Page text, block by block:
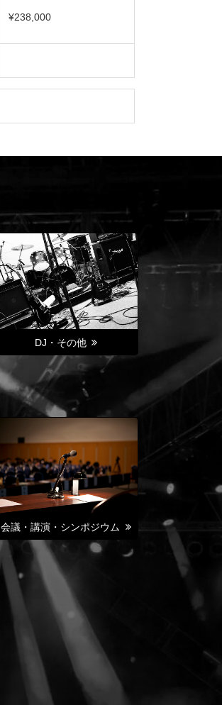
¥238,000
DJ・その他
会議・講演・シンポジウム